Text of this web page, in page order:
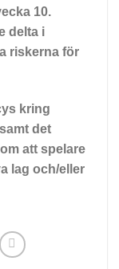
10.
delta i
riskerna för
kring
det
att spelare
lag och/eller